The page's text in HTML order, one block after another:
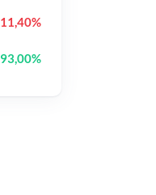
11,40%
93,00%